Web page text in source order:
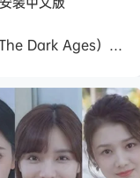
毁灭战士：黑暗时代（DOOM: The Dark Ages）免安装中文版